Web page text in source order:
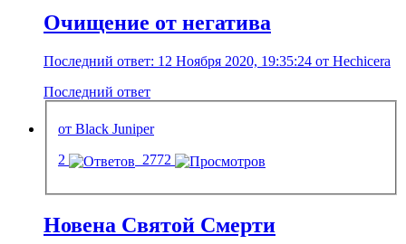
Очищение от негатива
Последний ответ: 12 Ноября 2020, 19:35:24 от Hechicera
Последний ответ
от Black Juniper
2
2772
Новена Святой Смерти